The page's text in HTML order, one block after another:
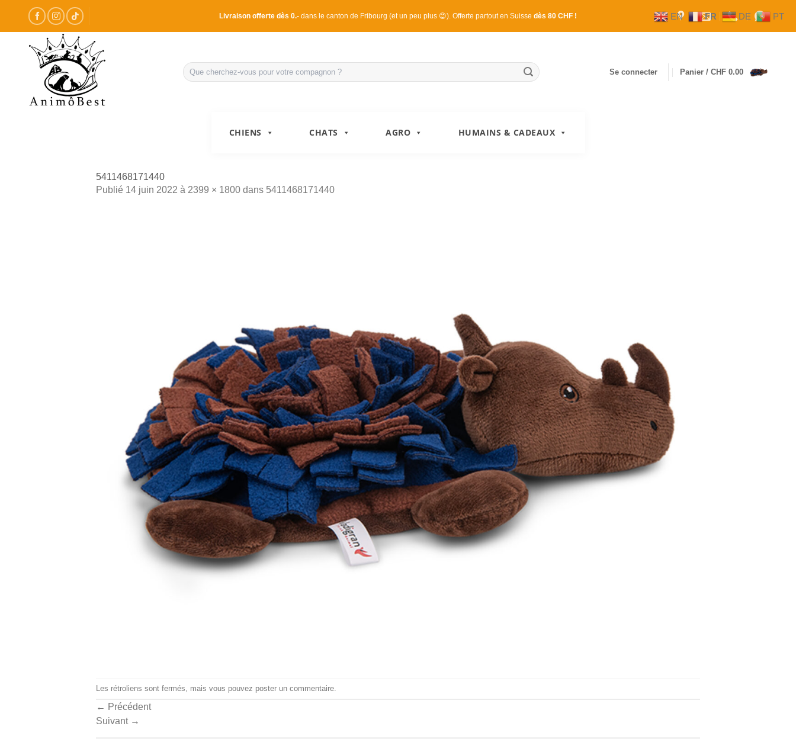
contenu
Livraison offerte dès 0.- dans le canton de Fribourg (et un peu plus 😊). Offerte partout en Suisse dès 80 CHF !
Recherche
pour :
Se connecter Panier / CHF 0.00
CHIENS CHATS AGRO HUMAINS & CADEAUX
5411468171440
Publié 14 juin 2022 à 2399 × 1800 dans 5411468171440
Les rétroliens sont fermés, mais vous pouvez poster un commentaire.
← Précédent
Suivant →
EN FR DE PT